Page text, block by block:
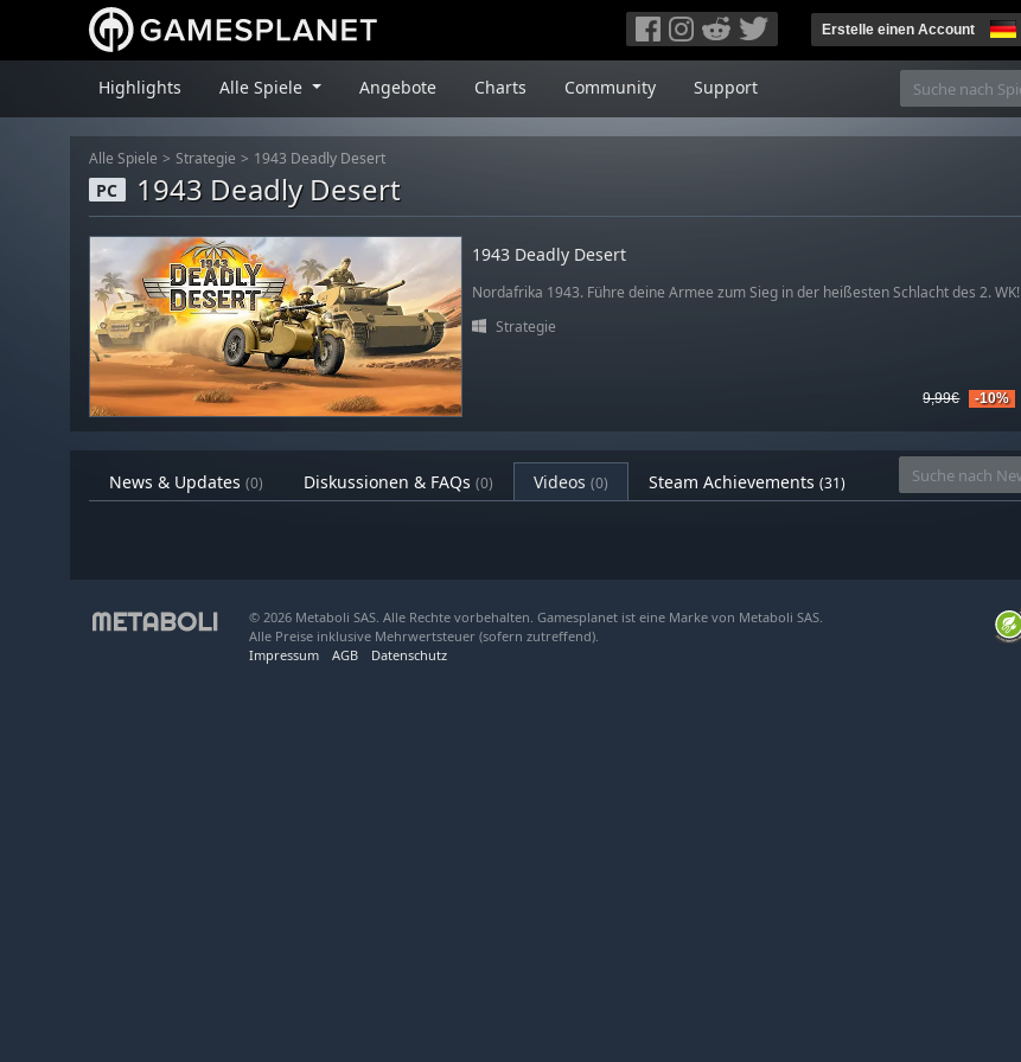
Erstelle einen Account
Highlights Alle Spiele Angebote Charts Community Support
Alle Spiele Strategie 1943 Deadly Desert
PC 1943 Deadly Desert
1943 Deadly Desert
Nordafrika 1943. Führe deine Armee zum Sieg in der heißesten Schlacht des 2. WK!
Strategie
9,99€ -10%
News & Updates (0) Diskussionen & FAQs (0) Videos (0) Steam Achievements (31)
© 2026 Metaboli SAS. Alle Rechte vorbehalten. Gamesplanet ist eine Marke von Metaboli SAS.
Alle Preise inklusive Mehrwertsteuer (sofern zutreffend).
Impressum
AGB Datenschutz